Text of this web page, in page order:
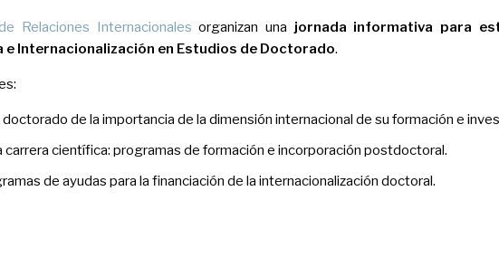
Relaciones Internacionales organizan una jornada informativa para
e Internacionalización en Estudios de Doctorado.
de la importancia de la dimensión internacional de su formación e
carrera científica: programas de formación e incorporación postdoctoral.
de ayudas para la financiación de la internacionalización doctoral.